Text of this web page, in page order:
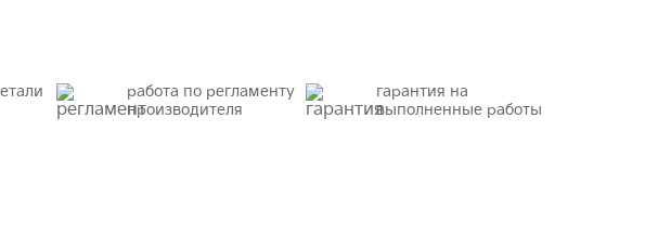
работа по регламенту
производителя
гарантия на
выполненные работы